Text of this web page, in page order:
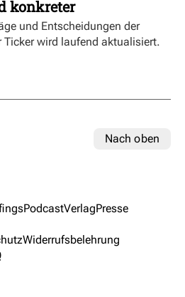
konkreter
und Entscheidungen der
Ticker wird laufend aktualisiert.
Nach oben
PodcastVerlagPresse
Widerrufsbelehrung